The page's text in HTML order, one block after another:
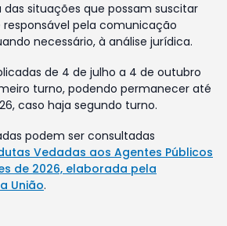
das situações que possam suscitar
pela comunicação
necessário, à análise jurídica.
de 4 de julho a 4 de outubro
turno, podendo permanecer até
caso haja segundo turno.
podem ser consultadas
Vedadas aos Agentes Públicos
de 2026, elaborada pela
União.